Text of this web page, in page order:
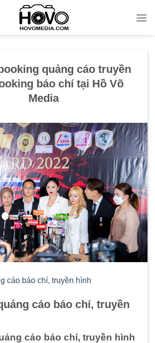
quảng cáo truyền
báo chí tại Hồ Võ
Media
cáo báo chí, truyền hình
cáo báo chí, truyền
cáo báo chí, truyền hình